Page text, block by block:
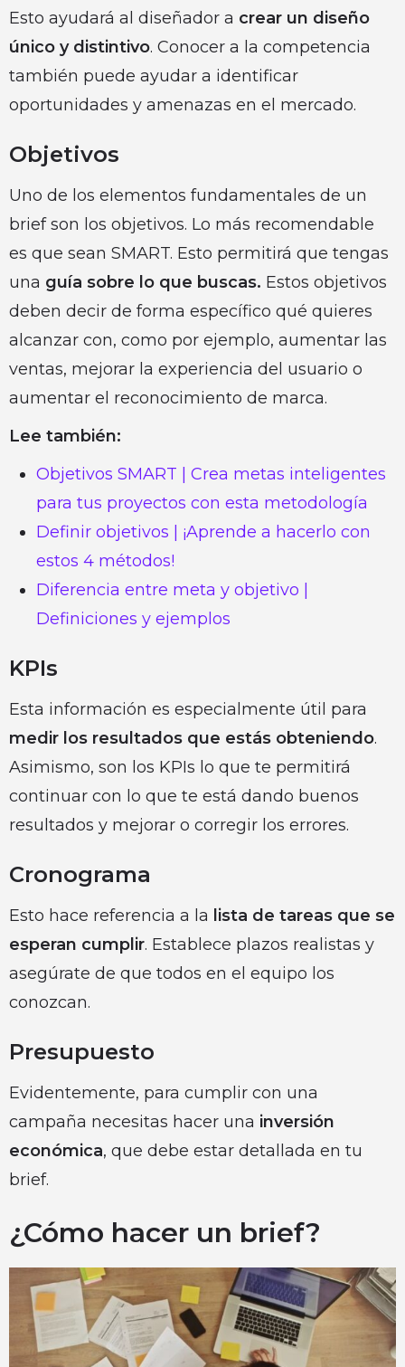
Esto ayudará al diseñador a crear un diseño
único y distintivo. Conocer a la competencia
también puede ayudar a identificar
oportunidades y amenazas en el mercado.
Objetivos
Uno de los elementos fundamentales de un
brief son los objetivos. Lo más recomendable
es que sean SMART. Esto permitirá que tengas
una guía sobre lo que buscas. Estos objetivos
deben decir de forma específico qué quieres
alcanzar con, como por ejemplo, aumentar las
ventas, mejorar la experiencia del usuario o
aumentar el reconocimiento de marca.
Lee también:
Objetivos SMART | Crea metas inteligentes
para tus proyectos con esta metodología
Definir objetivos | ¡Aprende a hacerlo con
estos 4 métodos!
Diferencia entre meta y objetivo |
Definiciones y ejemplos
KPIs
Esta información es especialmente útil para
medir los resultados que estás obteniendo.
Asimismo, son los KPIs lo que te permitirá
continuar con lo que te está dando buenos
resultados y mejorar o corregir los errores.
Cronograma
Esto hace referencia a la lista de tareas que se
esperan cumplir. Establece plazos realistas y
asegúrate de que todos en el equipo los
conozcan.
Presupuesto
Evidentemente, para cumplir con una
campaña necesitas hacer una inversión
económica, que debe estar detallada en tu
brief.
¿Cómo hacer un brief?